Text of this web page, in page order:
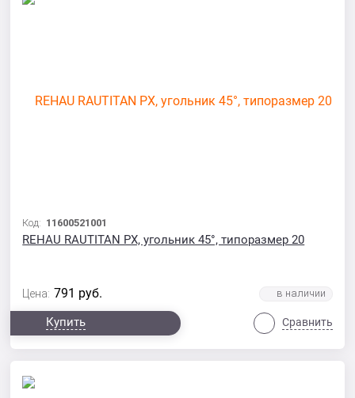
Код: 11600521001
REHAU RAUTITAN PX, угольник 45°, типоразмер 20
Цена: 791 руб.
Купить Сравнить